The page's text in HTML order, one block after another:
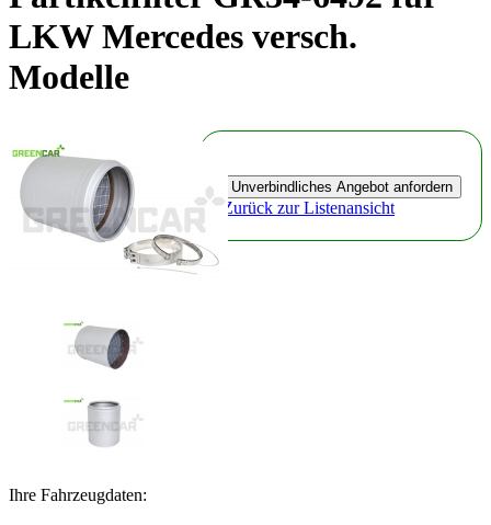
LKW Mercedes versch.
Modelle
Ihre Fahrzeugdaten:
Zurück zur Listenansicht